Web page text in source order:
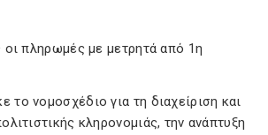
οι πληρωμές με μετρητά από 1η
το νομοσχέδιο για τη διαχείριση και
κληρονομιάς, την ανάπτυξη